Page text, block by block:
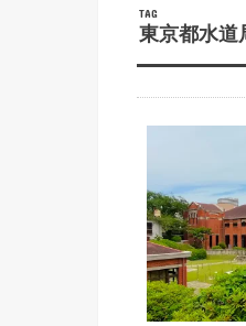
TAG
東京都水道